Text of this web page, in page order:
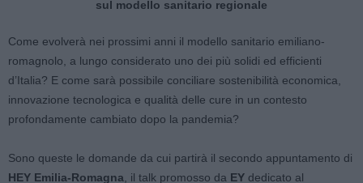
Come evolverà nei prossimi anni il modello sanitario emiliano-
romagnolo, a lungo considerato uno dei più solidi ed efficienti
d’Italia? E come sarà possibile conciliare sostenibilità economica,
innovazione tecnologica e qualità delle cure in un contesto
profondamente cambiato dopo la pandemia?
Sono queste le domande da cui partirà il secondo appuntamento di
HEY Emilia-Romagna , il talk promosso da EY dedicato al